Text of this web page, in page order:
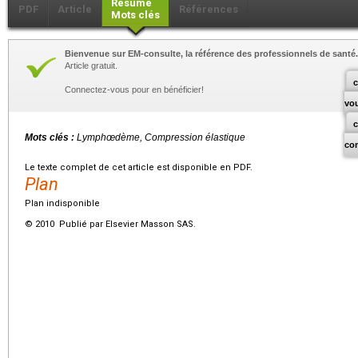
PDF Article
Résumé
Mots clés
Références
Bienvenue sur EM-consulte, la référence des professionnels de santé.
Article gratuit.
Connectez-vous pour en bénéficier!
Mots clés : Lymphœdème, Compression élastique
Le texte complet de cet article est disponible en PDF.
Plan
Plan indisponible
© 2010 Publié par Elsevier Masson SAS.